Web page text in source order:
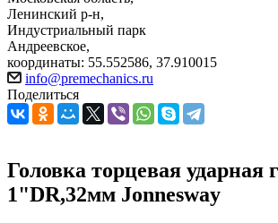
Ленинский р-н,
Индустриальный парк
Андреевское,
координаты: 55.552586, 37.910015
info@premechanics.ru
Поделиться
Головка торцевая ударная
1"DR,32мм Jonnesway